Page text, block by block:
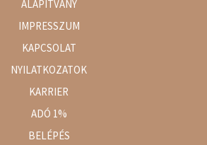
ALAPÍTVÁNY
IMPRESSZUM
KAPCSOLAT
NYILATKOZATOK
KARRIER
ADÓ 1%
BELÉPÉS